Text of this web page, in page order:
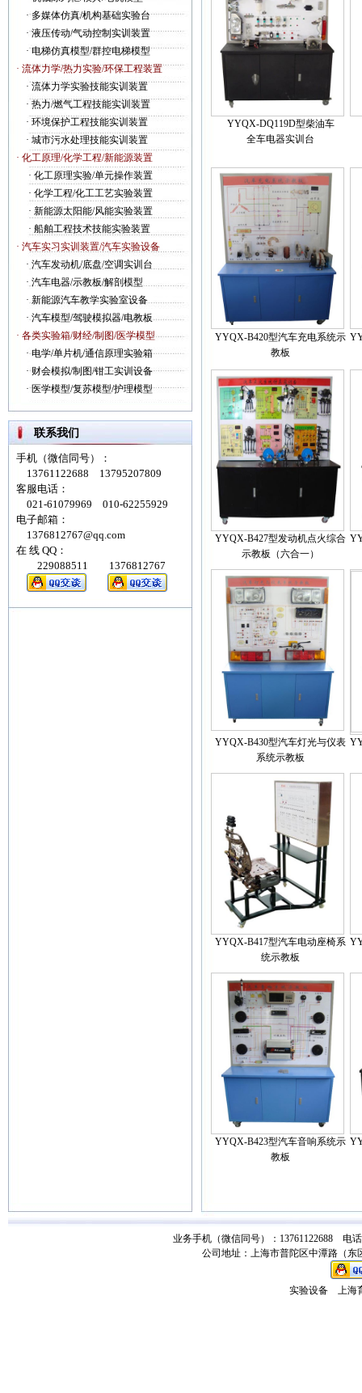
·多媒体仿真/机构基础实验台
·液压传动/气动控制实训装置
·电梯仿真模型/群控电梯模型
· 流体力学/热力实验/环保工程装置
· 流体力学实验技能实训装置
· 热力/燃气工程技能实训装置
· 环境保护工程技能实训装置
· 城市污水处理技能实训装置
· 化工原理/化学工程/新能源装置
· 化工原理实验/单元操作装置
· 化学工程/化工工艺实验装置
· 新能源太阳能/风能实验装置
· 船舶工程技术技能实验装置
· 汽车实习实训装置/汽车实验设备
· 汽车发动机/底盘/空调实训台
· 汽车电器/示教板/解剖模型
·新能源汽车教学实验室设备
·汽车模型/驾驶模拟器/电教板
· 各类实验箱/财经/制图/医学模型
·电学/单片机/通信原理实验箱
·财会模拟/制图/钳工实训设备
·医学模型/复苏模型/护理模型
联系我们
手机（微信同号）：
13761122688 13795207809
客服电话：
021-61079969 010-62255929
电子邮箱：
1376812767@qq.com
在 线 QQ：
229088511 1376812767
YYQX-DQ119D型柴油车
全车电器实训台
YYQX-B420型汽车充电系统示
教板
YYQX-B427型发动机点火综合
示教板（六合一）
YYQX-B430型汽车灯光与仪表
系统示教板
YYQX-B417型汽车电动座椅系
统示教板
YYQX-B423型汽车音响系统示
教板
业务手机（微信同号）：13761122688 电
公司地址：上海市普陀区中潭路（
实验设备 上海